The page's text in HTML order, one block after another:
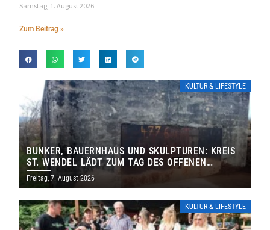
Samstag, 1. August 2026
Zum Beitrag »
KULTUR & LIFESTYLE
BUNKER, BAUERNHAUS UND SKULPTUREN: KREIS
ST. WENDEL LÄDT ZUM TAG DES OFFENEN
DENKMALS EIN
Freitag, 7. August 2026
KULTUR & LIFESTYLE